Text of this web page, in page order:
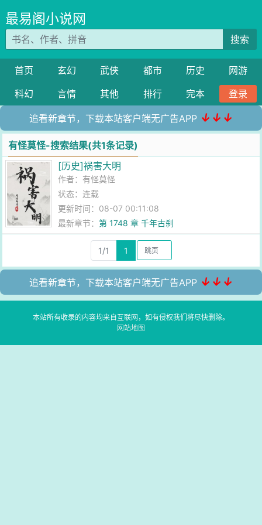
最易阁小说网
搜索
首页 玄幻 武侠 都市 历史
网游
科幻
言情 其他 排行 完本 登录
追看新章节，下载本站客户端无广告APP ↓↓↓
有怪莫怪-搜索结果(共1条记录)
[历史]祸害大明
作者： 有怪莫怪
状态：连载
更新时间：08-07 00:11:08
最新章节：第 1748 章 千年古刹
1/1 1
追看新章节，下载本站客户端无广告APP ↓↓↓
本站所有收录的内容均来自互联网，如有侵权我们将尽快删除。
网站地图